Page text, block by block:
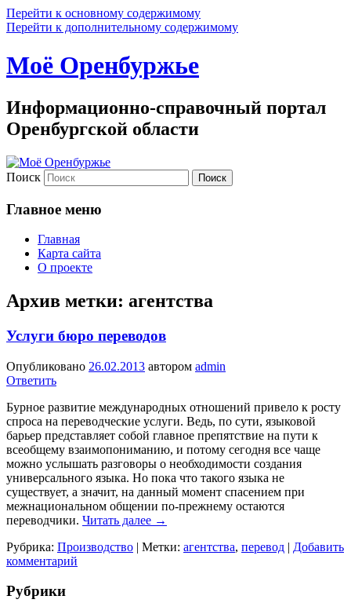
Перейти к основному содержимому
Перейти к дополнительному содержимому
Моё Оренбуржье
Информационно-справочный портал
Оренбургской области
Поиск
Главное меню
Главная
Карта сайта
О проекте
Архив метки: агентства
Услуги бюро переводов
Опубликовано 26.02.2013 автором admin
Ответить
Бурное развитие международных отношений привело к росту
спроса на переводческие услуги. Ведь, по сути, языковой
барьер представляет собой главное препятствие на пути к
всеобщему взаимопониманию, и потому сегодня все чаще
можно услышать разговоры о необходимости создания
универсального языка. Но пока что такого языка не
существует, а значит, на данный момент спасением при
межнациональном общении по-прежнему остаются
переводчики. Читать далее →
Рубрика: Производство | Метки: агентства, перевод | Добавить
комментарий
Рубрики